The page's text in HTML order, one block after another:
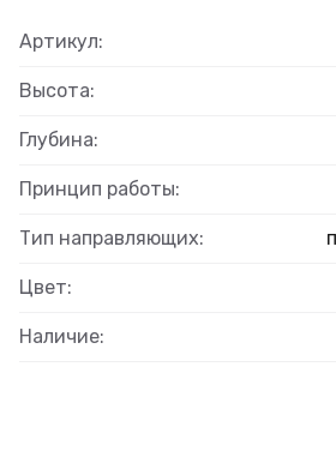
Артикул:
Высота:
Глубина:
Принцип работы:
Тип направляющих:
Цвет:
Наличие: